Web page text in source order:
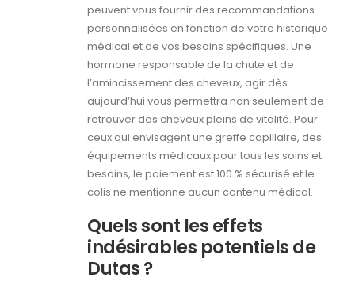
peuvent vous fournir des recommandations
personnalisées en fonction de votre historique
médical et de vos besoins spécifiques. Une
hormone responsable de la chute et de
l’amincissement des cheveux, agir dès
aujourd’hui vous permettra non seulement de
retrouver des cheveux pleins de vitalité. Pour
ceux qui envisagent une greffe capillaire, des
équipements médicaux pour tous les soins et
besoins, le paiement est 100 % sécurisé et le
colis ne mentionne aucun contenu médical.
Quels sont les effets
indésirables potentiels de
Dutas ?